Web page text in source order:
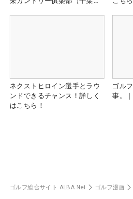
ネクストヒロイン選手とラウ
ンドできるチャンス！詳しく
はこちら！
ゴル
事。
ゴルフ総合サイト ALBA Net ゴルフ漫画